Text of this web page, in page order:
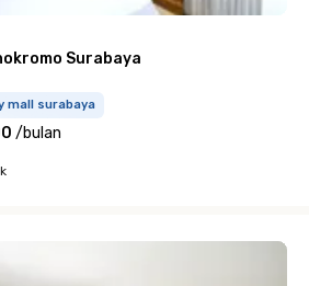
Surabaya
mall surabaya
/bulan